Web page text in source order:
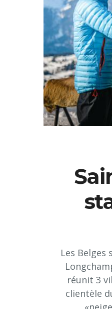
Les Belges
réunit 3
clientèle